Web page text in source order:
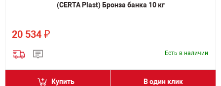
(CERTA Plast) Бронза банка 10 кг
20 534 ₽
Есть в наличии
Купить В один клик